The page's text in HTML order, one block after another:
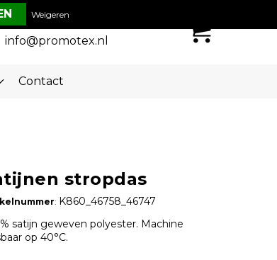
050-5773636
info@promotex.nl
Contact
stropdas
: K860_46758_46747
satijn geweven polyester. Machine
op 40°C.
Weigeren